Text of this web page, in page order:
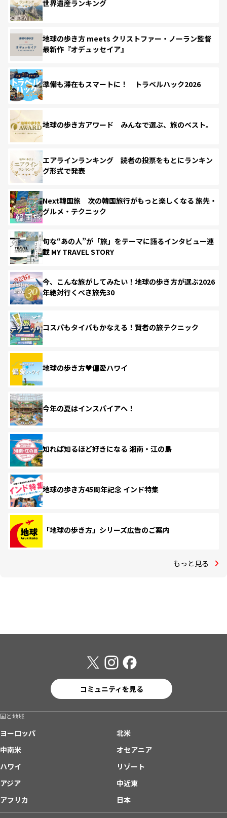
世界遺産ランキング
地球の歩き方 meets クリストファー・ノーラン監督
最新作『オデュッセイア』
準備も滞在もスマートに！ トラベルハック2026
地球の歩き方アワード みんなで選ぶ、旅のベスト。
エアラインランキング 読者の投票をもとにランキン
グ形式で発表
Next韓国旅 次の韓国旅行がもっと楽しくなる 旅先・
グルメ・テクニック
旬な“あの人”が「旅」をテーマに語るインタビュー連
載 MY TRAVEL STORY
今、こんな旅がしてみたい！地球の歩き方が選ぶ2026
年絶対行くべき旅先30
コスパもタイパもかなえる！賢者の旅テクニック
地球の歩き方♥偏愛ハワイ
今年の夏はインスパイアへ！
知れば知るほど好きになる 湘南・江の島
地球の歩き方45周年記念 インド特集
「地球の歩き方」シリーズ広告のご案内
もっと見る
コミュニティを見る
国と地域
ヨーロッパ
北米
中南米
オセアニア
ハワイ
リゾート
アジア
中近東
アフリカ
日本